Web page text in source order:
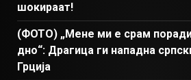
шокираат!
(ФОТО) „Мене ми е срам поради
дно“: Драгица ги нападна
Грција